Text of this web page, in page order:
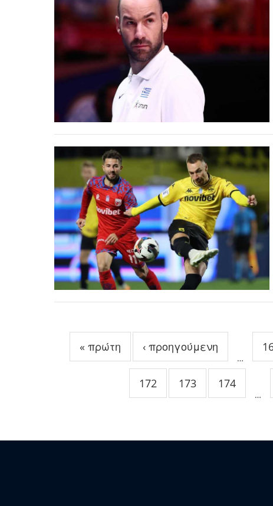
« πρώτη ‹ προηγούμενη
…
172 173 174
…